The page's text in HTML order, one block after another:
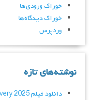
خوراک ورودی‌ها
خوراک دیدگاه‌ها
وردپرس
نوشته‌های تازه
دانلود فیلم A Time for Bravery 2025